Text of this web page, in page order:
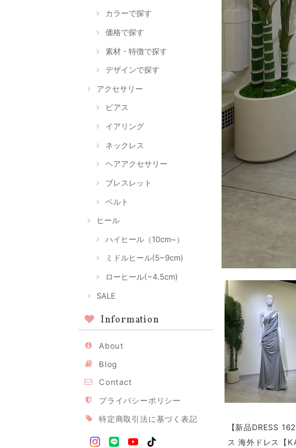
カラーで探す
価格で探す
素材・特徴で探す
デザインで探す
アクセサリー
ピアス
イアリング
ネックレス
ヘアアクセサリー
ブレスレット
ベルト
ヒール
ハイヒール（10cm~）
ミドルヒール(5~9cm)
ローヒール(~4.5cm)
SALE
Information
About
Blog
Contact
プライバシーポリシー
特定商取引法に基づく表記
【新品DRESS
ス 海外ドレス【